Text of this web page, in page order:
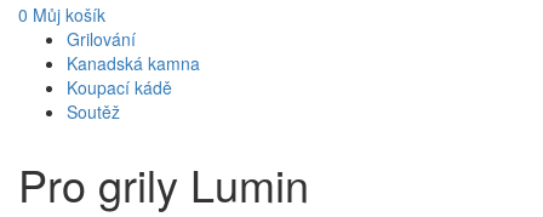
0 Můj košík
Grilování
Kanadská kamna
Koupací kádě
Soutěž
Pro grily Lumin